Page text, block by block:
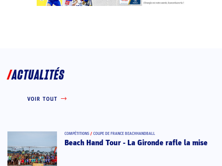
ACTUALITÉS
VOIR TOUT
COMPÉTITIONS / COUPE DE FRANCE BEACHHANDBALL
Beach Hand Tour - La Gironde rafle la mise